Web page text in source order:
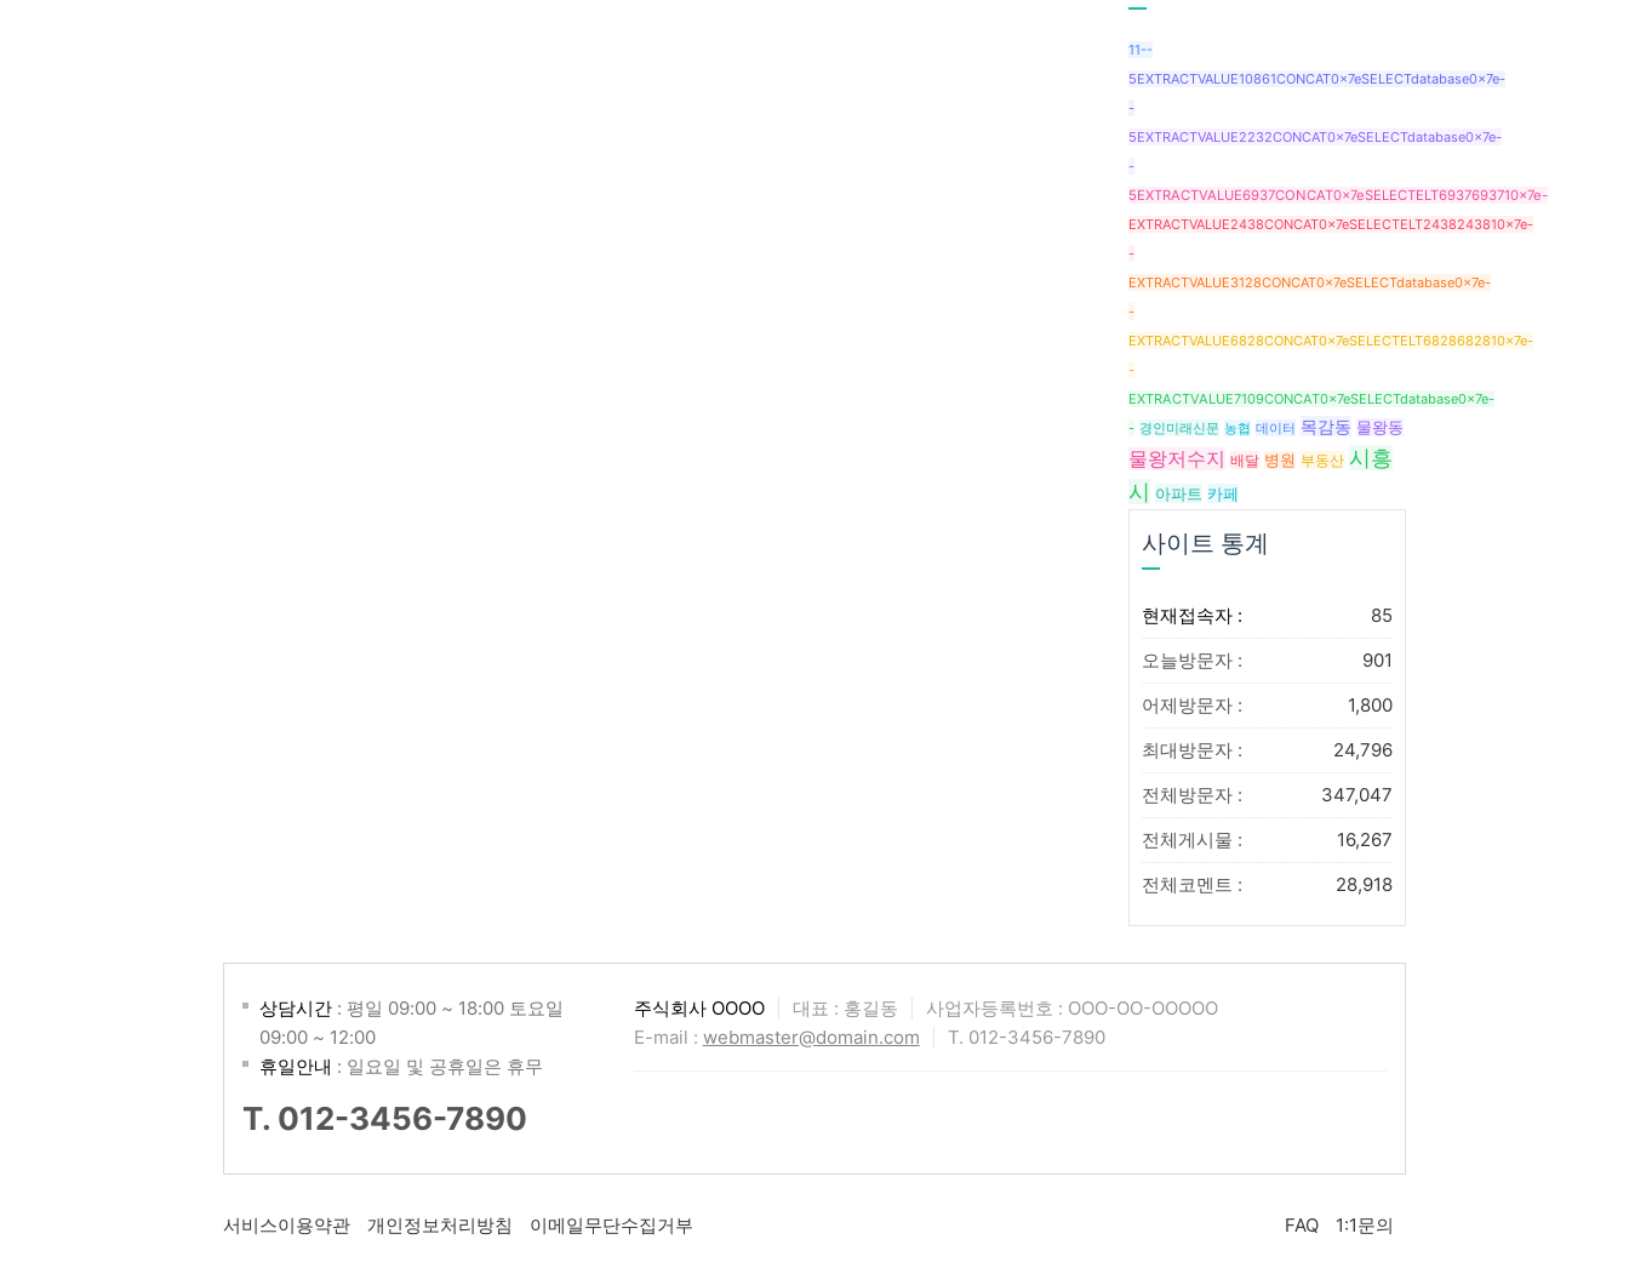
11--
5EXTRACTVALUE10861CONCAT0x7eSELECTdatabase0x7e-
-
5EXTRACTVALUE2232CONCAT0x7eSELECTdatabase0x7e-
-
5EXTRACTVALUE6937CONCAT0x7eSELECTELT6937693710x7e-
EXTRACTVALUE2438CONCAT0x7eSELECTELT2438243810x7e-
-
EXTRACTVALUE3128CONCAT0x7eSELECTdatabase0x7e-
-
EXTRACTVALUE6828CONCAT0x7eSELECTELT6828682810x7e-
-
EXTRACTVALUE7109CONCAT0x7eSELECTdatabase0x7e-
- 경인미래신문 농협 데이터 목감동 물왕동
물왕저수지 배달 병원 부동산 시흥
시 아파트 카페
사이트 통계
현재접속자 :
85
오늘방문자 :
901
어제방문자 :
1,800
최대방문자 :
24,796
전체방문자 :
347,047
전체게시물 :
16,267
전체코멘트 :
28,918
상담시간 : 평일 09:00 ~ 18:00 토요일
09:00 ~ 12:00
휴일안내 : 일요일 및 공휴일은 휴무
T. 012-3456-7890
주식회사 OOOO 대표 : 홍길동
사업자등록번호 : OOO-OO-OOOOO
E-mail : webmaster@domain.com T. 012-3456-7890
서비스이용약관 개인정보처리방침 이메일무단수집거부 FAQ 1:1문의